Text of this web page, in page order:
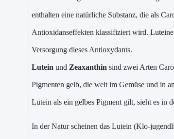
enthalten eine natürliche Substanz, die als
Antioxidanseffekten klassifiziert wird.
Versorgung dieses Antioxydants.
Lutein und Zeaxanthin sind zwei Arten
Pigmenten gelb, die weit im Gemüse und in
Lutein als ein gelbes Pigment gilt, sieht es in
In der Natur scheinen das Lutein (Klo-